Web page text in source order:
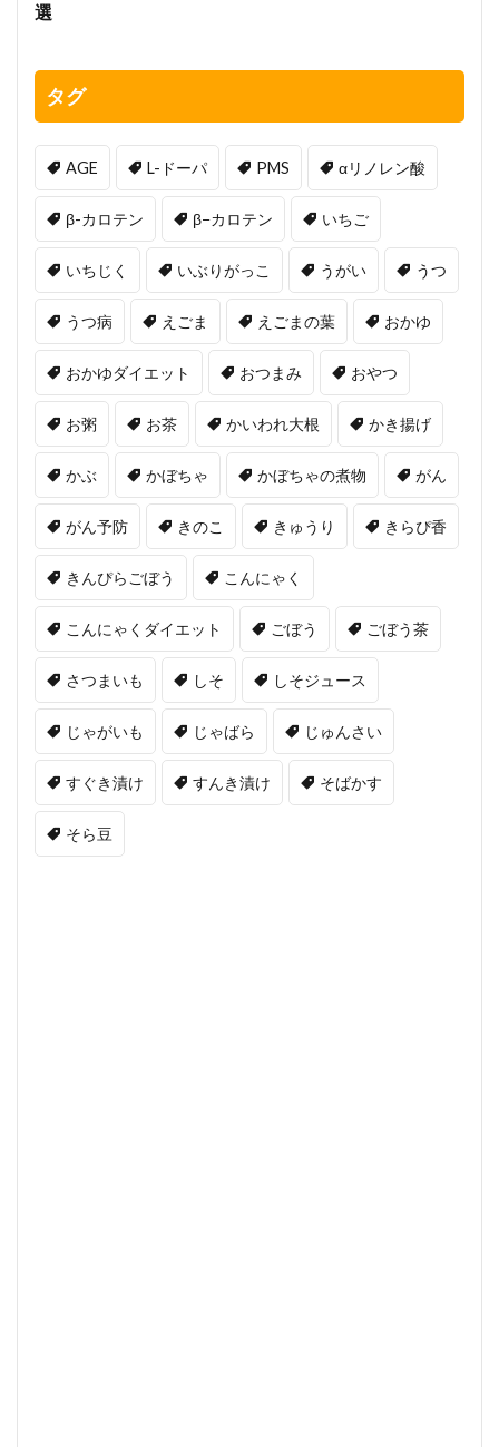
選
タグ
AGE L-ドーパ PMS αリノレン酸
β-カロテン β−カロテン いちご
いちじく いぶりがっこ うがい うつ
うつ病 えごま えごまの葉 おかゆ
おかゆダイエット おつまみ おやつ
お粥 お茶 かいわれ大根 かき揚げ
かぶ かぼちゃ かぼちゃの煮物 がん
がん予防 きのこ きゅうり きらぴ香
きんぴらごぼう こんにゃく
こんにゃくダイエット ごぼう ごぼう茶
さつまいも しそ しそジュース
じゃがいも じゃばら じゅんさい
すぐき漬け すんき漬け そばかす
そら豆